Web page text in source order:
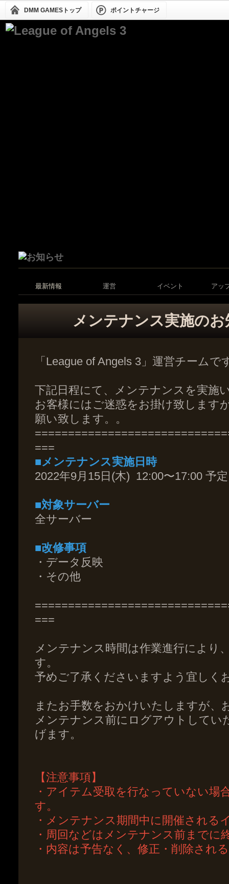
DMM GAMESトップ ポイントチャージ
最新情報 運営 イベント アッ
メンテナンス実施の
「League of Angels 3」運営チームで
下記日程にて、メンテナンスを実施
お客様にはご迷惑をお掛け致します
願い致します。。
===
■メンテナンス実施日時
2022年9月15日(木) 12:00〜17:00 予定
■対象サーバー
全サーバー
■改修事項
・データ反映
・その他
===
メンテナンス時間は作業進行により
す。
予めご了承くださいますよう宜しく
またお手数をおかけいたしますが、
メンテナンス前にログアウトしてい
げます。
【注意事項】
・アイテム受取を行なっていない場
す。
・メンテナンス期間中に開催される
・周回などはメンテナンス前までに
・内容は予告なく、修正・削除され